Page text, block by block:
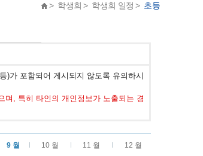
> 학생회 > 학생회 일정 > 초등
)가 포함되어 게시되지 않도록 유의하시
며, 특히 타인의 개인정보가 노출되는 경
9 월 10 월 11 월 12 월